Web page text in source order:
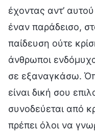
έχοντας αντ’
έναν παράδεισο,
παίδευση ούτε
άνθρωποι
σε εξαναγκάσω.
είναι δική σου
συνοδεύεται από
πρέπει όλοι να